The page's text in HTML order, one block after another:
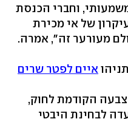
וחברי הכנסת
של אי מכירת
מעורער זה", אמרה.
איים לפטר שרים
הקודמת לחוק,
לבחינת היבטי